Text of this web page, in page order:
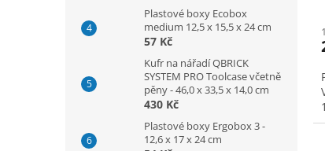
Plastové boxy Ecobox
medium 12,5 x 15,5 x 24 cm
57 Kč
Kufr na nářadí QBRICK
SYSTEM PRO Toolcase včetně
pěny - 46,0 x 33,5 x 14,0 cm
430 Kč
Plastové boxy Ergobox 3 -
12,6 x 17 x 24 cm